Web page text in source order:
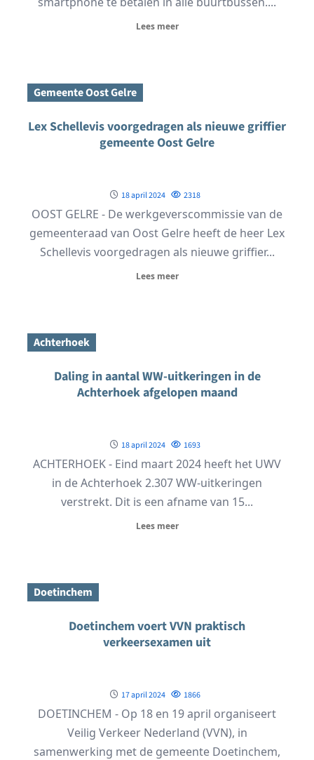
Lees meer
Gemeente Oost Gelre
Lex Schellevis voorgedragen als nieuwe griffier
gemeente Oost Gelre
18 april 2024 2318
OOST GELRE - De werkgeverscommissie van de
gemeenteraad van Oost Gelre heeft de heer Lex
Schellevis voorgedragen als nieuwe griffier...
Lees meer
Achterhoek
Daling in aantal WW-uitkeringen in de
Achterhoek afgelopen maand
18 april 2024 1693
ACHTERHOEK - Eind maart 2024 heeft het UWV
in de Achterhoek 2.307 WW-uitkeringen
verstrekt. Dit is een afname van 15...
Lees meer
Doetinchem
Doetinchem voert VVN praktisch
verkeersexamen uit
17 april 2024 1866
DOETINCHEM - Op 18 en 19 april organiseert
Veilig Verkeer Nederland (VVN), in
samenwerking met de gemeente Doetinchem,